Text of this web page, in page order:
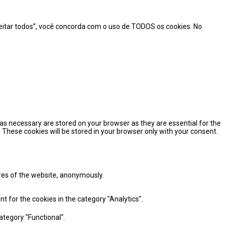
todos”, você concorda com o uso de TODOS os cookies. No
necessary are stored on your browser as they are essential for the
cookies will be stored in your browser only with your consent.
of the website, anonymously.
for the cookies in the category "Analytics".
"Functional".